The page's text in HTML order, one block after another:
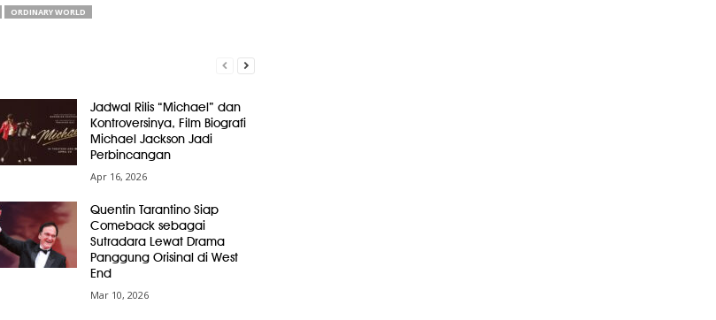
ORDINARY WORLD
Jadwal Rilis “Michael” dan
Kontroversinya, Film Biografi
Michael Jackson Jadi
Perbincangan
Apr 16, 2026
Quentin Tarantino Siap
Comeback sebagai
Sutradara Lewat Drama
Panggung Orisinal di West
End
Mar 10, 2026